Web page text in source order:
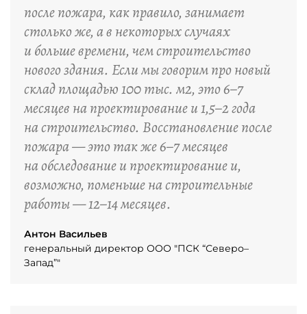
после пожара, как правило, занимает
столько же, а в некоторых случаях
и больше времени, чем строительство
нового здания. Если мы говорим про новый
склад площадью 100 тыс. м2, это 6–7
месяцев на проектирование и 1,5–2 года
на строительство. Восстановление после
пожара — это так же 6–7 месяцев
на обследование и проектирование и,
возможно, поменьше на строительные
работы — 12–14 месяцев.
Антон Васильев
генеральный директор ООО "ПСК “Северо–
Запад”"